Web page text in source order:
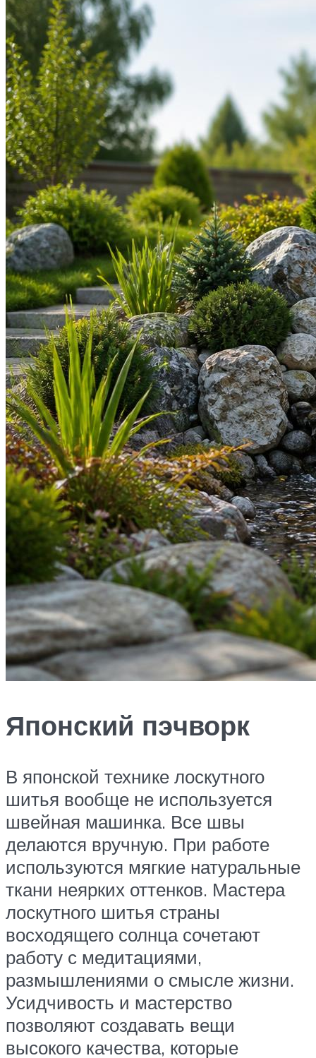
Японский пэчворк
В японской технике лоскутного
шитья вообще не используется
швейная машинка. Все швы
делаются вручную. При работе
используются мягкие натуральные
ткани неярких оттенков. Мастера
лоскутного шитья страны
восходящего солнца сочетают
работу с медитациями,
размышлениями о смысле жизни.
Усидчивость и мастерство
позволяют создавать вещи
высокого качества, которые